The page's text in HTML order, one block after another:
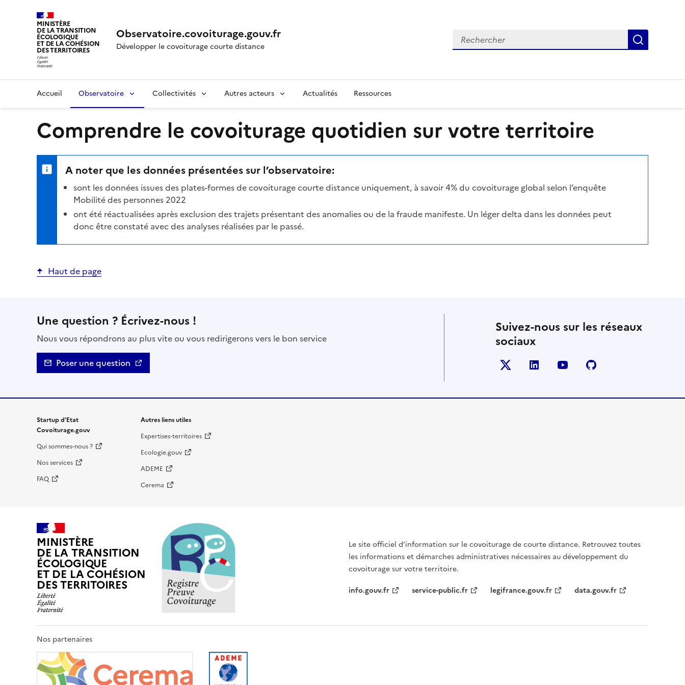
MINISTÈRE
DE LA TRANSITION
ÉCOLOGIQUE
ET DE LA COHÉSION
DES TERRITOIRES
Observatoire.covoiturage.gouv.fr
Développer le covoiturage courte distance
Rechercher
Accueil Observatoire Collectivités Autres acteurs Actualités Ressources
Comprendre le covoiturage quotidien sur votre territoire
A noter que les données présentées sur l’observatoire:
sont les données issues des plates-formes de covoiturage courte distance uniquement, à savoir 4% du covoiturage global selon l’enquête
Mobilité des personnes 2022
ont été réactualisées après exclusion des trajets présentant des anomalies ou de la fraude manifeste. Un léger delta dans les données peut
donc être constaté avec des analyses réalisées par le passé.
Haut de page
Une question ? Écrivez-nous !
Nous vous répondrons au plus vite ou vous redirigerons vers le bon service
Poser une question
Suivez-nous sur les réseaux
sociaux
Twitter
- nouvelle fenêtre
LinkedIn
- nouvelle fenêtre
YouTube
- nouvelle fenêtre
- nouvelle fenêtre
Startup d'Etat
Covoiturage.gouv
Qui sommes-nous ?
Nos services
FAQ
Autres liens utiles
Expertises-territoires
Ecologie.gouv
ADEME
Cerema
MINISTÈRE
DE LA TRANSITION
ÉCOLOGIQUE
ET DE LA COHÉSION
DES TERRITOIRES
Le site officiel d’information sur le covoiturage de courte distance. Retrouvez toutes
les informations et démarches administratives nécessaires au développement du
covoiturage sur votre territoire.
info.gouv.fr
service-public.fr legifrance.gouv.fr data.gouv.fr
Nos partenaires